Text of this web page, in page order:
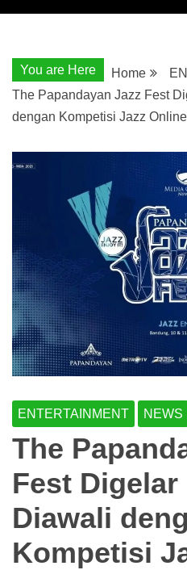
You are Here Home
The Papandayan Jazz Fest
dengan Kompetisi Jazz Online
ENTERTAINMENT NEWS
The
Fest
Diawali
Kompetisi